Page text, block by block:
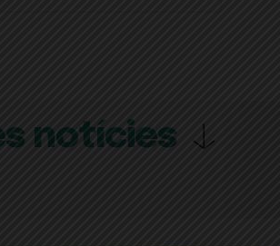
notícies